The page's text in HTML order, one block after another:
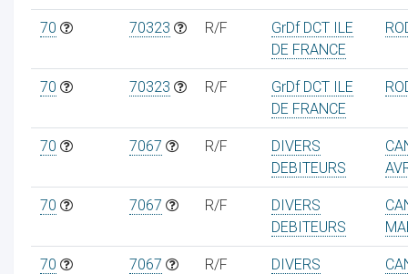
70 70323 R/F
GrDf DCT ILE
DE FRANCE
70 70323 R/F
GrDf DCT ILE
DE FRANCE
70 7067 R/F
DIVERS
DEBITEURS
70 7067 R/F
DIVERS
DEBITEURS
70 7067 R/F
DIVERS